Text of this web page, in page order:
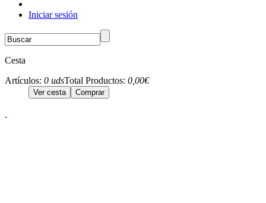
Iniciar sesión
Cesta
Artículos: 0 udsTotal Productos: 0,00€